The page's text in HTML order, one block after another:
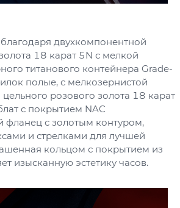
двухкомпонентной
18 карат 5N с мелкой
титанового контейнера Grade-
полые, с мелкозернистой
розового золота 18 карат
с покрытием NAC
фланец с золотым контуром,
и стрелками для лучшей
кольцом с покрытием из
изысканную эстетику часов.